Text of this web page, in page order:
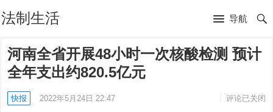
法制生活 导航
河南全省开展48小时一次核酸检测 预计
全年支出约820.5亿元
快报 2022年5月24日 22:47 评论已关闭